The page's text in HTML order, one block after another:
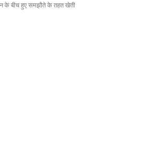
के बीच हुए समझौते के तहत खेती